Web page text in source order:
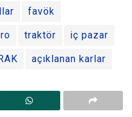
favök
traktör iç pazar
açıklanan karlar